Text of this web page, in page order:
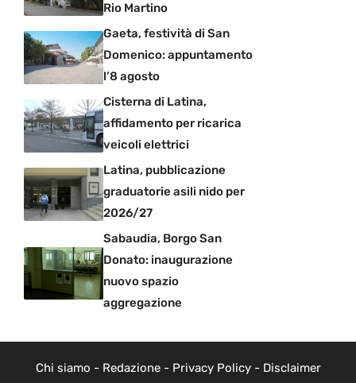
Rio Martino
Gaeta, festività di San
Domenico: appuntamento
l’8 agosto
Cisterna di Latina,
affidamento per ricarica
veicoli elettrici
Latina, pubblicazione
graduatorie asili nido per
2026/27
Sabaudia, Borgo San
Donato: inaugurazione
nuovo spazio
aggregazione
Chi siamo - Redazione- Privacy Policy- Disclaimer